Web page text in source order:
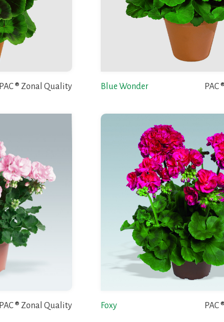
PAC ® Zonal Quality Blue Wonder
PAC ® Zonal Quality Foxy